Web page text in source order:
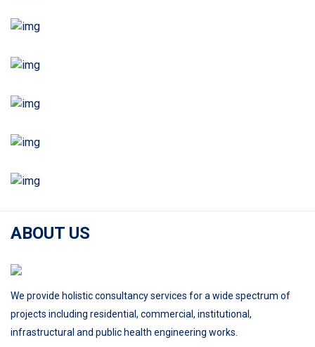
ABOUT US
We provide holistic consultancy services for a wide spectrum of
projects including residential, commercial, institutional,
infrastructural and public health engineering works.